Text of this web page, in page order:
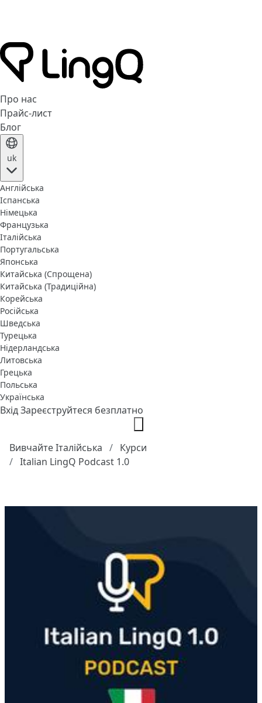
Про нас
Прайс-лист
Блог
uk
Англійська
Іспанська
Німецька
Французька
Італійська
Португальська
Японська
Китайська (Спрощена)
Китайська (Традиційна)
Корейська
Російська
Шведська
Турецька
Нідерландська
Литовська
Грецька
Польська
Українська
ВхідЗареєструйтеся безплатно
Вивчайте Італійська
Курси
Italian LingQ Podcast 1.0